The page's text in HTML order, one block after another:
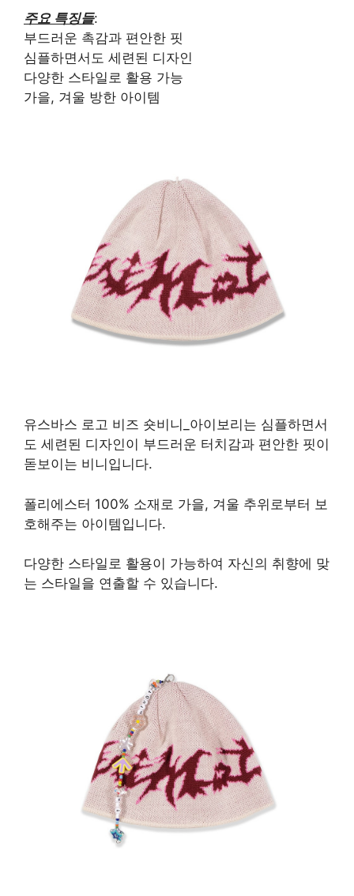
주요 특징들:
부드러운 촉감과 편안한 핏
심플하면서도 세련된 디자인
다양한 스타일로 활용 가능
가을, 겨울 방한 아이템
유스바스 로고 비즈 숏비니_아이보리는 심플하면서
도 세련된 디자인이 부드러운 터치감과 편안한 핏이
돋보이는 비니입니다.
폴리에스터 100% 소재로 가을, 겨울 추위로부터 보
호해주는 아이템입니다.
다양한 스타일로 활용이 가능하여 자신의 취향에 맞
는 스타일을 연출할 수 있습니다.